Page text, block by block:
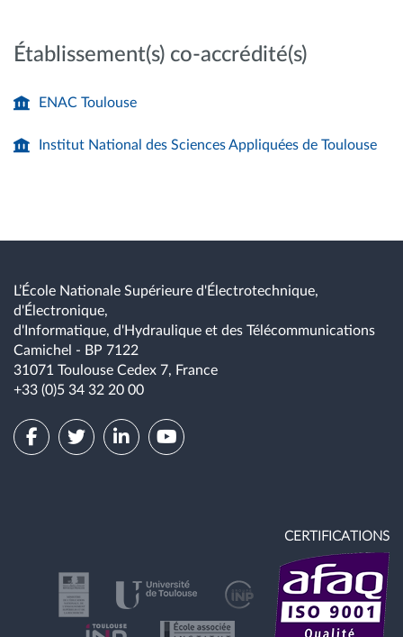
Établissement(s) co-accrédité(s)
ENAC Toulouse
Institut National des Sciences Appliquées de Toulouse
L’École Nationale Supérieure d'Électrotechnique,
d'Électronique,
d'Informatique, d'Hydraulique et des Télécommunications
Camichel - BP 7122
31071 Toulouse Cedex 7, France
+33 (0)5 34 32 20 00
CERTIFICATIONS